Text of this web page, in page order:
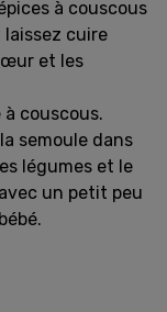
à couscous
laissez cuire
et les
couscous.
semoule dans
légumes et le
un petit peu